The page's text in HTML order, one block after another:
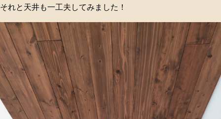
それと天井も一工夫してみました！